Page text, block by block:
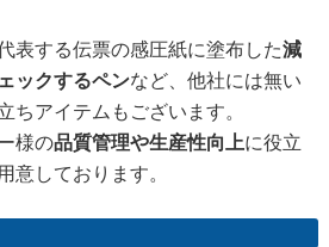
表する伝票の感圧紙に塗布した減
ックするペンなど、他社には無い
ちアイテムもございます。
様の品質管理や生産性向上に役立
意しております。